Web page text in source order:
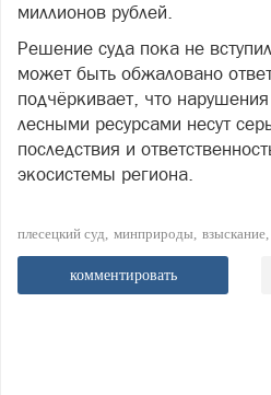
миллионов рублей.
Решение суда пока не
может быть обжаловано
подчёркивает, что
лесными ресурсами несут
последствия и
экосистемы региона.
плесецкий суд минприроды взыскание
комментировать